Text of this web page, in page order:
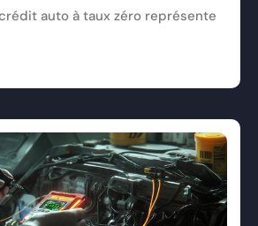
auto à taux zéro représente